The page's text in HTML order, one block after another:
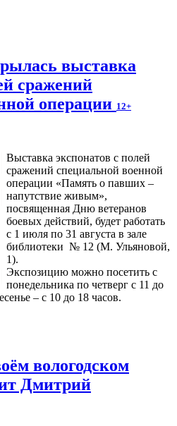
выставка
сражений
операции 12+
Выставка экспонатов с полей
сражений специальной военной
операции «Память о павших –
напутствие живым»,
посвященная Дню ветеранов
боевых действий, будет работать
с 1 июля по 31 августа в зале
библиотеки № 12 (М. Ульяновой,
1).
Экспозицию можно посетить с
понедельника по четверг с 11 до
– с 10 до 18 часов.
вологодском
Дмитрий